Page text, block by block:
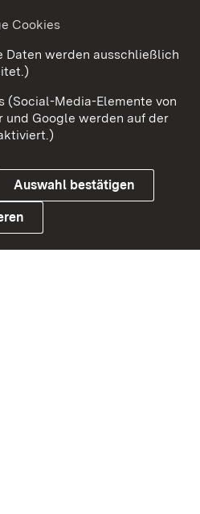
Kontakt
Datenschutz
Cookies
Daten werden ausschließlich
(Social-Media-Elemente von
und Google werden auf der
Auswahl bestätigen